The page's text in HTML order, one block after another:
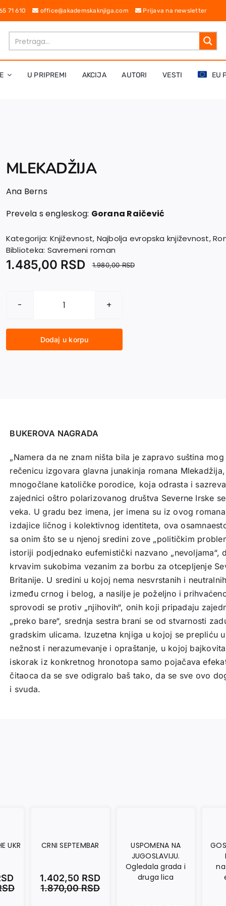
65 71 610 office@akademskaknjiga.com Prijava na newsletter
U PRIPREMI AKCIJA AUTORI VESTI EU
MLEKADŽIJA
Ana Berns
Prevela s engleskog: Gorana Raičević
Kategorija: Književnost, Najbolja evropska književnost,
Biblioteka: Savremeni roman
1.980,00RSD
1.485,00 RSD
MLEKADŽIJA
Dodaj u korpu
BUKEROVA NAGRADA
„Namera da ne znam ništa bila je zapravo suština
rečenicu izgovara glavna junakinja romana
mnogočlane katoličke porodice, koja odrasta i
zajednici oštro polarizovanog društva Severne Irske
veka. U gradu bez imena, jer imena su iz ovog
izdajice ličnog i kolektivnog identiteta, ova
sa onim što se u njenoj sredini zove „političkim
istoriji podjednako eufemistički nazvano „nevoljama“,
krvavim sukobima vezanim za borbu za otcepljenje
Britanije. U sredini u kojoj nema nesvrstanih i
između crnog i belog, a nasilje je poželjno i
sprovodi se protiv „njihovih“, onih koji pripadaju
„preko bare“, srednja sestra brani se od stvarnosti
gradskim ulicama. Izuzetna knjiga u kojoj se prepliću
nežnost i nerazumevanje i opraštanje, u kojoj
iskorak iz konkretnog hronotopa samo pojačava
čitaoca da se sve odigralo baš tako, da se sve ovo
i svuda.
UKR CRNI SEPTEMBAR
1.870,00RSD
1.402,50 RSD
USPOMENA NA
JUGOSLAVIJU.
Ogledala grada i
druga lica